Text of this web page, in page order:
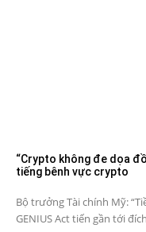
“Crypto không đe dọa
tiếng bênh vực crypto
Bộ trưởng Tài chính Mỹ:
GENIUS Act tiến gần tới